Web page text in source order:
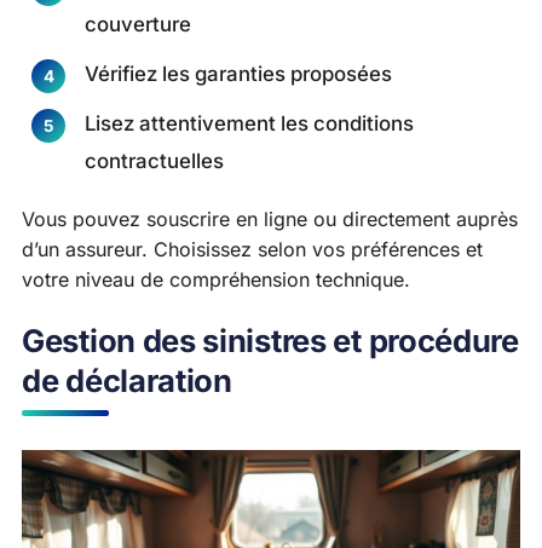
couverture
Vérifiez les garanties proposées
Lisez attentivement les conditions
contractuelles
Vous pouvez souscrire en ligne ou directement auprès
d’un assureur. Choisissez selon vos préférences et
votre niveau de compréhension technique.
Gestion des sinistres et procédure
de déclaration